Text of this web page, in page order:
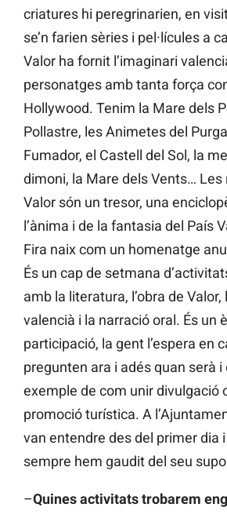
criatures hi peregrinarien, en
se’n farien sèries i pel·lícules a
Valor ha fornit l’imaginari
personatges amb tanta força
Hollywood. Tenim la Mare dels
Pollastre, les Animetes del
Fumador, el Castell del Sol, la
dimoni, la Mare dels Vents… Les
Valor són un tresor, una
l’ànima i de la fantasia del País
Fira naix com un homenatge
És un cap de setmana
amb la literatura, l’obra de
valencià i la narració oral. És un
participació, la gent l’espera en
pregunten ara i adés quan serà i
exemple de com unir divulgació
promoció turística. A
van entendre des del primer dia
sempre hem gaudit del seu
–Quines activitats trobarem